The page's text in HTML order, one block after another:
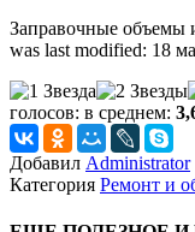
Заправочные объемы
was last modified: 18
голосов: в среднем:
Добавил Administrator
Категория Ремонт и